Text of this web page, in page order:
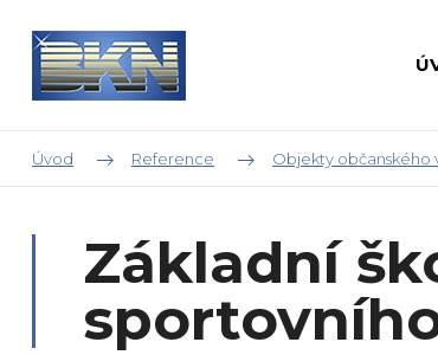
Úvod Reference Objekty občanského
Základní